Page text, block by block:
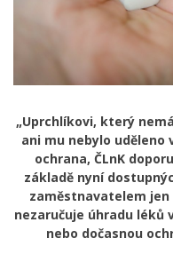
„Uprchlíkovi, který
ani mu nebylo uděleno
ochrana, ČLnK
základě nyní
zaměstnavatelem
nezaručuje úhradu léků
nebo dočasnou